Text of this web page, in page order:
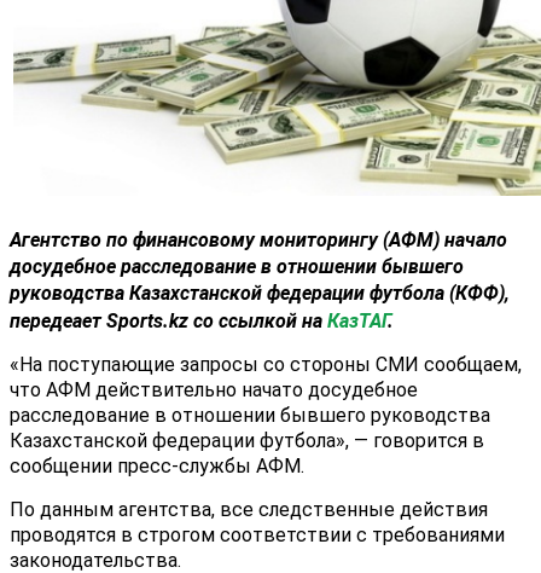
Агентство по финансовому мониторингу (АФМ) начало
досудебное расследование в отношении бывшего
руководства Казахстанской федерации футбола (КФФ),
передеает Sports.kz со ссылкой на КазТАГ.
«На поступающие запросы со стороны СМИ сообщаем,
что АФМ действительно начато досудебное
расследование в отношении бывшего руководства
Казахстанской федерации футбола», — говорится в
сообщении пресс-службы АФМ.
По данным агентства, все следственные действия
проводятся в строгом соответствии с требованиями
законодательства.